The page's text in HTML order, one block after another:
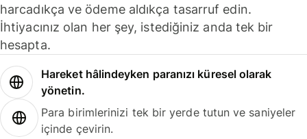
harcadıkça ve ödeme aldıkça tasarruf edin.
İhtiyacınız olan her şey, istediğiniz anda tek bir
hesapta.
Hareket hâlindeyken paranızı küresel olarak
yönetin.
Para birimlerinizi tek bir yerde tutun ve saniyeler
içinde çevirin.